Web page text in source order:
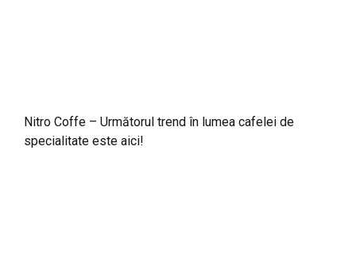
Nitro Coffe – Următorul trend în lumea cafelei de
specialitate este aici!